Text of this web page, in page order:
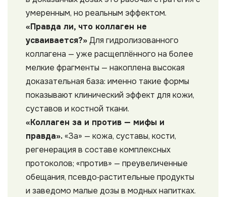
умеренным, но реальным эффектом.
«Правда ли, что коллаген не
усваивается?»Для гидролизованного
коллагена — уже расщеплённого на более
мелкие фрагменты — накоплена высокая
доказательная база: именно такие формы
показывают клинический эффект для кожи,
суставов и костной ткани.
«Коллаген за и против — мифы и
правда».«За» — кожа, суставы, кости,
регенерация в составе комплексных
протоколов; «против» — преувеличенные
обещания, псевдо‑растительные продукты
и заведомо малые дозы в модных напитках.